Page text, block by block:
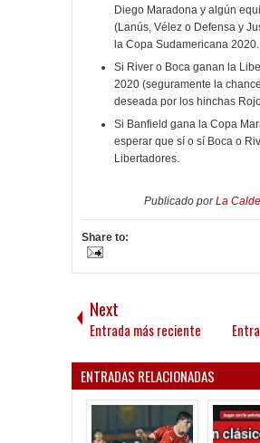
Diego Maradona y algún
(Lanús, Vélez o Defensa y
la Copa Sudamericana 2020.
Si River o Boca ganan la
2020 (seguramente la
deseada por los hinchas
Si Banfield gana la Copa
esperar que sí o sí Boca o
Libertadores.
Publicado porLa
Share to:
Next
Entrada más reciente
ENTRADAS RELACIONADAS